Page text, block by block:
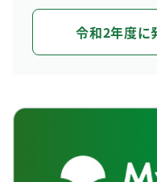
令和2年度に